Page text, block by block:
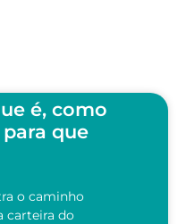
é, como
que
o caminho
carteira do